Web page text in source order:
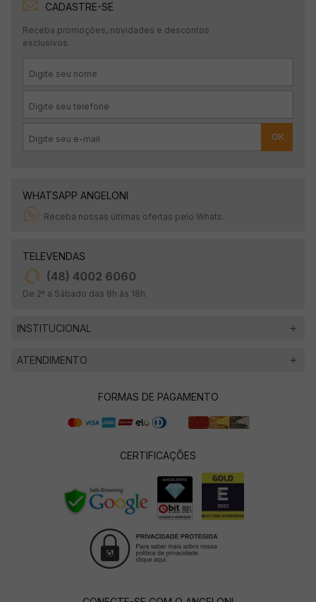
CADASTRE-SE
Receba promoções, novidades e descontos
exclusivos.
OK
WHATSAPP ANGELONI
Receba nossas últimas ofertas pelo Whats.
TELEVENDAS
(48) 4002 6060
De 2ª a Sábado das 8h às 18h.
INSTITUCIONAL
ATENDIMENTO
FORMAS DE PAGAMENTO
CERTIFICAÇÕES